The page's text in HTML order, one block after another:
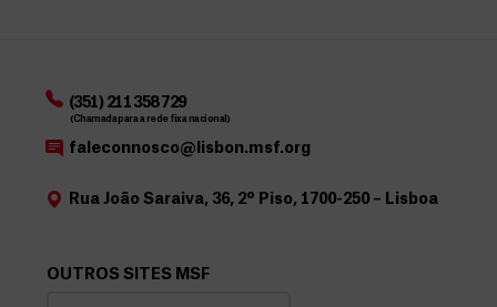
(351) 211 358 729
(Chamada para a rede fixa nacional)
faleconnosco@lisbon.msf.org
Rua João Saraiva, 36, 2º Piso, 1700-250 – Lisboa
OUTROS SITES MSF